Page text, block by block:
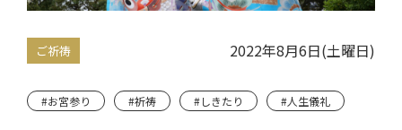
ご祈祷 2022年8月6日(土曜日)
#お宮参り #祈祷 #しきたり #人生儀礼